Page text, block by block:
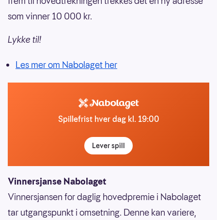
som vinner 10 000 kr.
Lykke til!
Les mer om Nabolaget her
Spillefrist hver dag kl. 19:00
Lever spill
Vinnersjanse Nabolaget
Vinnersjansen for daglig hovedpremie i Nabolaget
tar utgangspunkt i omsetning. Denne kan variere,